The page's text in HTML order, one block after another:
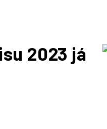
2023 já